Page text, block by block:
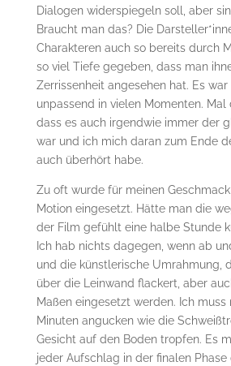
Dialogen widerspiegeln soll, aber
Braucht man das? Die
Charakteren auch so bereits durch
so viel Tiefe gegeben, dass man
Zerrissenheit angesehen hat. Es
unpassend in vielen Momenten. Mal
dass es auch irgendwie immer der
war und ich mich daran zum Ende
auch überhört habe.
Zu oft wurde für meinen
Motion eingesetzt. Hätte man die
der Film gefühlt eine halbe Stunde
Ich hab nichts dagegen, wenn ab
und die künstlerische Umrahmung,
über die Leinwand flackert, aber
Maßen eingesetzt werden. Ich muss
Minuten angucken wie die
Gesicht auf den Boden tropfen. Es
jeder Aufschlag in der finalen Phase